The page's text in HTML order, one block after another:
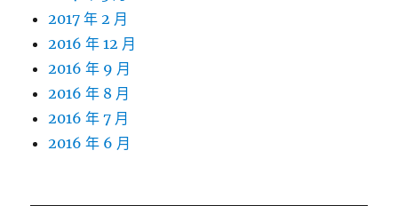
2017 年 2 月
2016 年 12 月
2016 年 9 月
2016 年 8 月
2016 年 7 月
2016 年 6 月